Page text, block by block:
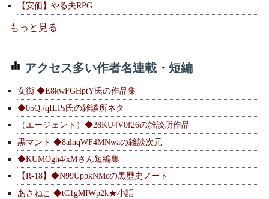
【安価】やる夫RPG
もっと見る
アクセス多い作者名連載・短編
女衒 ◆E8kwFGHptY氏の作品集
◆05Q./qILPs氏の雑談所ネタ
（エージェント）◆28KU4V0f26の雑談所作品
黒マント ◆8alnqWF4MNwaの雑談次元
◆KUMOgh4/xMさん短編集
【R-18】◆N99UpbkNMcの黒歴史ノート
あさねこ ◆tC1gMIWp2k★小話